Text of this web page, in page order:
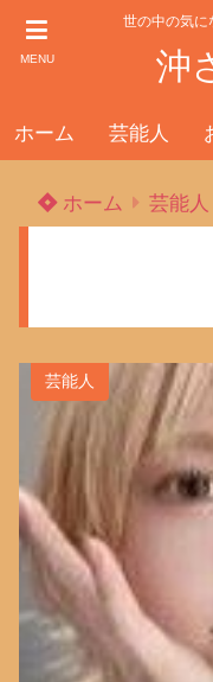
MENU
世の中の気に
沖
ホーム 芸能人
ホーム 芸能人
芸能人